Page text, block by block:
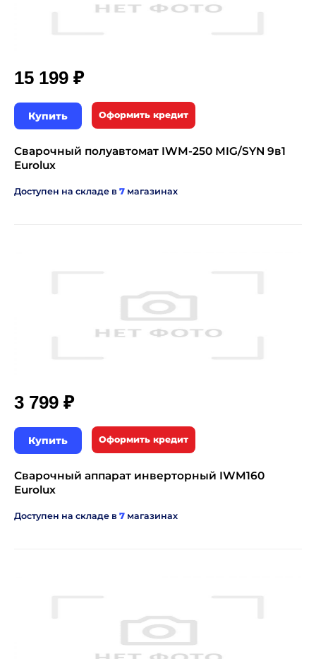
15 199 ₽
Купить Оформить кредит
Сварочный полуавтомат IWM-250 MIG/SYN 9в1
Eurolux
Доступен на складе в 7 магазинах
3 799 ₽
Купить Оформить кредит
Сварочный аппарат инверторный IWM160
Eurolux
Доступен на складе в 7 магазинах